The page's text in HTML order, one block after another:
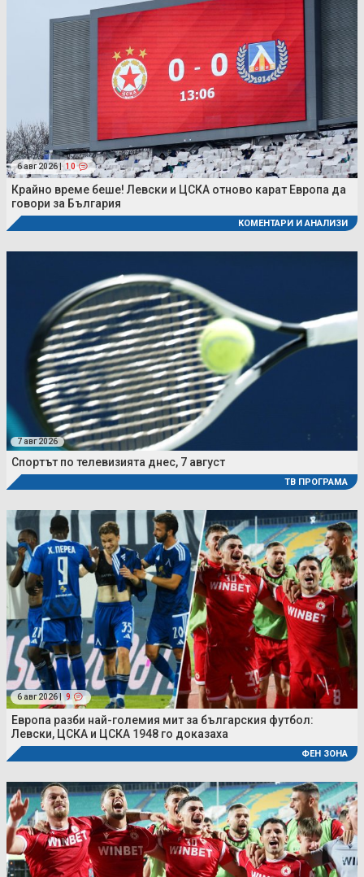
6 авг 2026 | 10
Крайно време беше! Левски и ЦСКА отново карат Европа да
говори за България
КОМЕНТАРИ И АНАЛИЗИ
7 авг 2026
Спортът по телевизията днес, 7 август
ТВ ПРОГРАМА
6 авг 2026 | 9
Европа разби най-големия мит за българския футбол:
Левски, ЦСКА и ЦСКА 1948 го доказаха
ФЕН ЗОНА